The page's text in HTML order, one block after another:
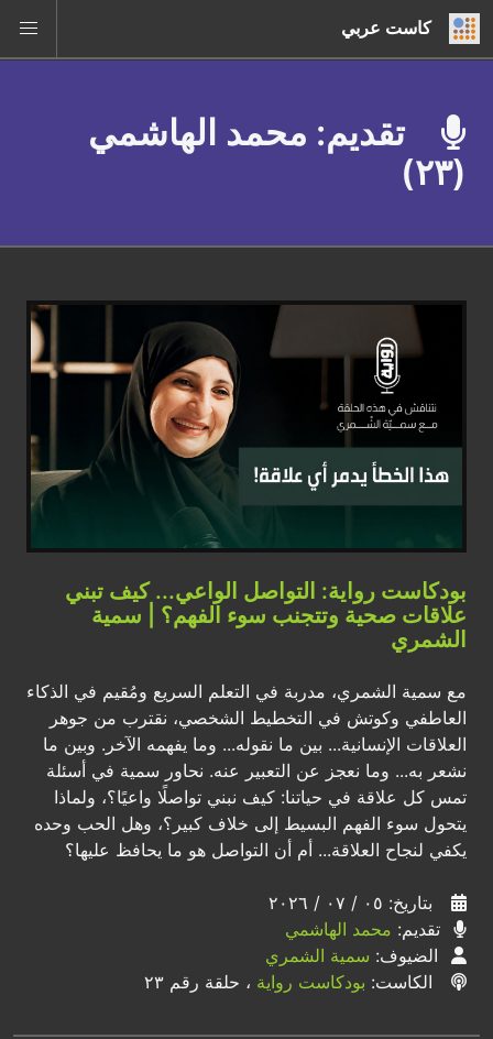
كاست عربي
تقديم: محمد الهاشمي
(٢٣)
بودكاست رواية: التواصل الواعي... كيف تبني
علاقات صحية وتتجنب سوء الفهم؟ | سمية
الشمري
مع سمية الشمري، مدربة في التعلم السريع ومُقيم في الذكاء
العاطفي وكوتش في التخطيط الشخصي، نقترب من جوهر
العلاقات الإنسانية... بين ما نقوله... وما يفهمه الآخر. وبين ما
نشعر به... وما نعجز عن التعبير عنه. نحاور سمية في أسئلة
تمس كل علاقة في حياتنا: كيف نبني تواصلًا واعيًا؟، ولماذا
يتحول سوء الفهم البسيط إلى خلاف كبير؟، وهل الحب وحده
يكفي لنجاح العلاقة... أم أن التواصل هو ما يحافظ عليها؟
بتاريخ: ٠٥ / ٠٧ / ٢٠٢٦
تقديم: محمد الهاشمي
الضيوف: سمية الشمري
الكاست: بودكاست رواية ، حلقة رقم ٢٣